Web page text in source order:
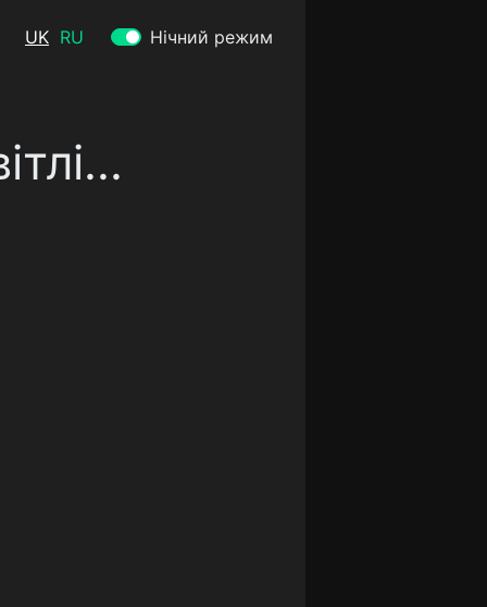
UK RU Нічний режим